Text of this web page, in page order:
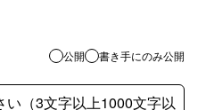
公開 書き手にのみ公開